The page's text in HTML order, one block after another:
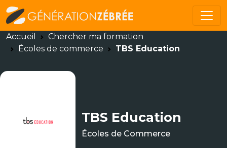
Accueil
Chercher ma formation
Écoles de commerce
TBS Education
TBS Education
Écoles de Commerce